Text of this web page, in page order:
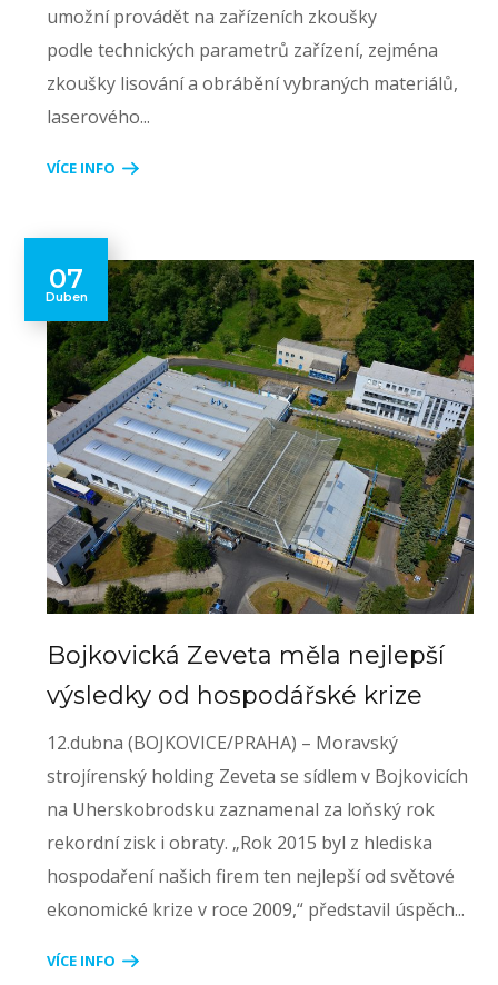
umožní provádět na zařízeních zkoušky
podle technických parametrů zařízení, zejména
zkoušky lisování a obrábění vybraných materiálů,
laserového...
VÍCE INFO
07
Duben
Bojkovická Zeveta měla nejlepší
výsledky od hospodářské krize
12.dubna (BOJKOVICE/PRAHA) – Moravský
strojírenský holding Zeveta se sídlem v Bojkovicích
na Uherskobrodsku zaznamenal za loňský rok
rekordní zisk i obraty. „Rok 2015 byl z hlediska
hospodaření našich firem ten nejlepší od světové
ekonomické krize v roce 2009,“ představil úspěch...
VÍCE INFO